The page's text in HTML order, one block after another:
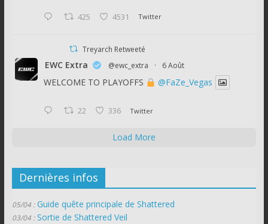
425 4531 Twitter
Treyarch Retweeté
EWC Extra @ewc_extra · 6 Août
WELCOME TO PLAYOFFS @FaZe_Vegas
22 336 Twitter
Load More
Dernières infos
05/04 : Guide quête principale de Shattered
03/04 : Sortie de Shattered Veil